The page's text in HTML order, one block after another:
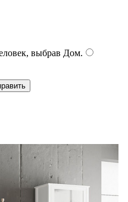
выбрав Дом.